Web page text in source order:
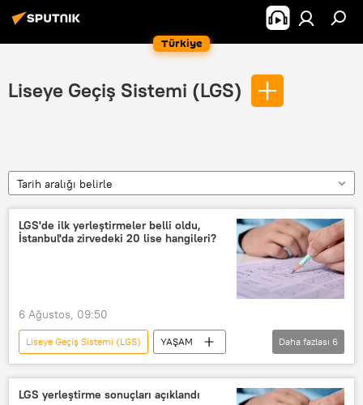
Türkiye
Liseye Geçiş Sistemi (LGS)
Tarih aralığı belirle
LGS'de ilk yerleştirmeler belli oldu,
İstanbul'da zirvedeki 20 lise hangileri?
6 Ağustos, 09:50
Liseye Geçiş Sistemi (LGS)
YAŞAM
Türkiye
İstanbul
Galatasaray Lisesi
İngilizce
Daha fazlası 6
LGS yerleştirme sonuçları açıklandı